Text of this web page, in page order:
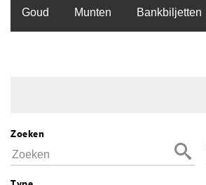
Goud Munten Bankbiljetten
Zoeken